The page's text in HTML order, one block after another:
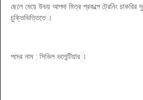
ছেলে মেয়ে উভয় আপদা মিত্র প্রকল্পে ট্রেনিং চাকরির
চুক্তিভিত্তিতে ।
পদের নাম : সিভিল ভলেন্টিয়ার ।